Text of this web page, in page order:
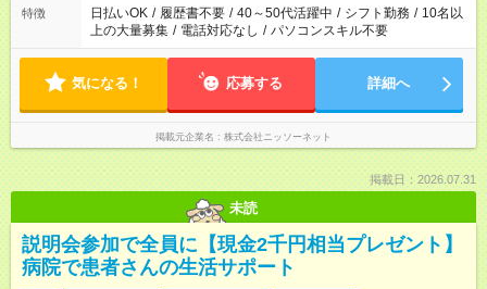
特徴 日払いOK / 履歴書不要 / 40～50代活躍中 / シフト勤務 / 10名以
上の大量募集 / 電話対応なし / パソコンスキル不要
気になる！ 応募する 詳細へ
掲載元企業名 株式会社ニッソーネット
掲載日：2026.07.31
未読
説明会参加で全員に【現金2千円相当プレゼント】
病院で患者さんの生活サポート